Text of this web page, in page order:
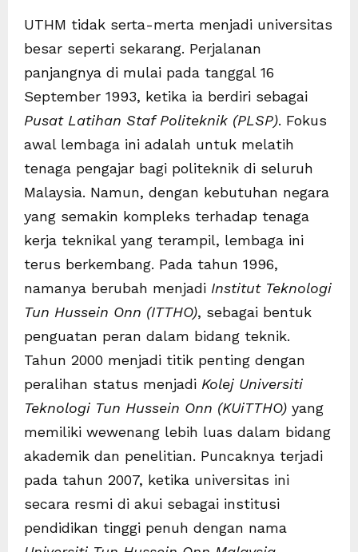
UTHM tidak serta-merta menjadi universitas
besar seperti sekarang. Perjalanan
panjangnya di mulai pada tanggal 16
September 1993, ketika ia berdiri sebagai
Pusat Latihan Staf Politeknik (PLSP). Fokus
awal lembaga ini adalah untuk melatih
tenaga pengajar bagi politeknik di seluruh
Malaysia. Namun, dengan kebutuhan negara
yang semakin kompleks terhadap tenaga
kerja teknikal yang terampil, lembaga ini
terus berkembang. Pada tahun 1996,
namanya berubah menjadi Institut Teknologi
Tun Hussein Onn (ITTHO), sebagai bentuk
penguatan peran dalam bidang teknik.
Tahun 2000 menjadi titik penting dengan
peralihan status menjadi Kolej Universiti
Teknologi Tun Hussein Onn (KUiTTHO) yang
memiliki wewenang lebih luas dalam bidang
akademik dan penelitian. Puncaknya terjadi
pada tahun 2007, ketika universitas ini
secara resmi di akui sebagai institusi
pendidikan tinggi penuh dengan nama